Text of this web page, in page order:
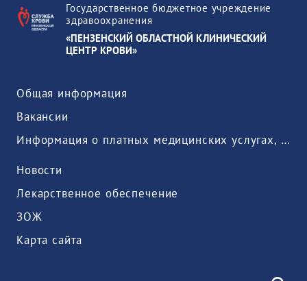
Государственное бюджетное учреждение
здравоохранения
«ПЕНЗЕНСКИЙ ОБЛАСТНОЙ КЛИНИЧЕСКИЙ
ЦЕНТР КРОВИ»
Общая информация
Вакансии
Информация о платных медицинских услугах, предоставляемых медицинской организацией
Новости
Лекарственное обеспечение
ЗОЖ
Карта сайта